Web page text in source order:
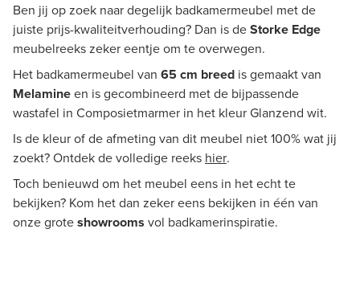
Ben jij op zoek naar degelijk badkamermeubel met de
juiste prijs-kwaliteitverhouding? Dan is deStorke Edge
meubelreeks zeker eentje om te overwegen.
Het badkamermeubel van 65 cm breed is gemaakt van
Melamineen is gecombineerd met de bijpassende
wastafel in Composietmarmer in het kleur Glanzend wit.
Is de kleur of de afmeting van dit meubel niet 100% wat jij
zoekt? Ontdek de volledige reeks hier.
Toch benieuwd om het meubel eens in het echt te
bekijken? Kom het dan zeker eens bekijken in één van
onze groteshowrooms vol badkamerinspiratie.